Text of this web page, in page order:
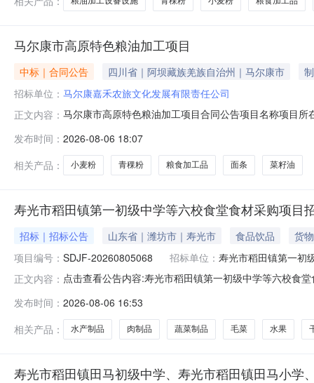
马尔康市高原特色粮油加工项目
中标｜合同公告 四川省｜阿坝藏族羌族自治州｜马尔康市
招标单位： 马尔康嘉禾农旅文化发展有限责任公司
正文内容： 马尔康市高原特色粮油加工项目合同公告项目名称项目
用）计划开工日期计划交工日期计划竣工日期2026-07-
发布时间： 2026-08-06 18:07
相关产品：
小麦粉 青稞粉 粮食加工品 面条 菜籽油
寿光市稻田镇第一初级中学等六校食堂食材采购项目
招标｜招标公告 山东省｜潍坊市｜寿光市 食品饮品
货物
项目编号： SDJF-20260805068 招标单位： 寿光市稻田镇第一初
正文内容： 点击查看公告内容:寿光市稻田镇第一初级中学等六校食
发布时间： 2026-08-06 16:53
相关产品：
水产制品 肉制品 蔬菜制品 毛菜 水果
寿光市稻田镇田马初级中学、寿光市稻田镇田马小